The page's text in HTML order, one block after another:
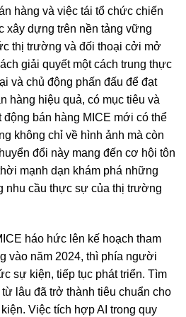
hàng và việc tái tổ chức chiến
xây dựng trên nền tảng vững
thị trường và đối thoại cởi mở
giải quyết một cách trung thực
và chủ động phấn đấu để đạt
hàng hiệu quả, có mục tiêu và
bán hàng MICE mới có thể
không chỉ về hình ảnh mà còn
đổi này mang đến cơ hội tôn
mạnh dạn khám phá những
nhu cầu thực sự của thị trường
háo hức lên kế hoạch tham
vào năm 2024, thì phía người
sự kiện, tiếp tục phát triển. Tìm
lâu đã trở thành tiêu chuẩn cho
Việc tích hợp AI trong quy